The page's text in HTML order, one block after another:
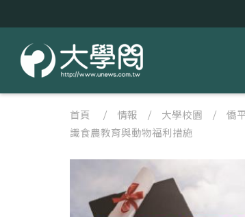
首頁 / 情報 / 大學校園 / 僑
識食農教育與動物福利措施